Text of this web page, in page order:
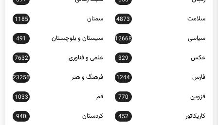
زنجان 653 سبک زندگی 397
سلامت 4873 سمنان 1185
سیاسی 12668 سیستان و بلوچستان 491
عکس 329 علمی و فناوری 7632
فارس 1244 فرهنگ و هنر 23256
قزوین 770 قم 1033